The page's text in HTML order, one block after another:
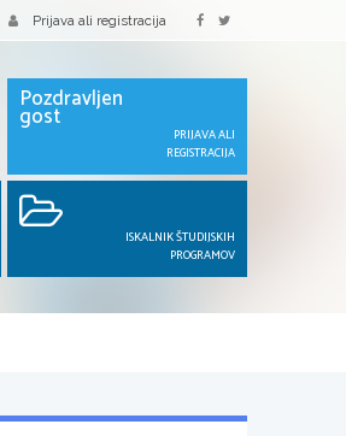
Prijava ali registracija
Pozdravljen
gost
PRIJAVA ALI
REGISTRACIJA
ISKALNIK ŠTUDIJSKIH
PROGRAMOV